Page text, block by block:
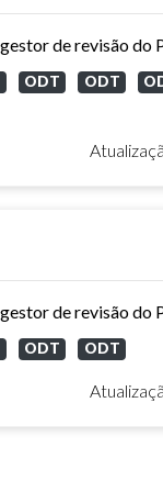
ODT ODT
ODT ODT